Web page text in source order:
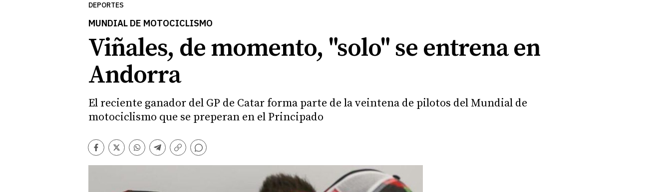
DEPORTES
MUNDIAL DE MOTOCICLISMO
Viñales, de momento, "solo" se entrena en
Andorra
El reciente ganador del GP de Catar forma parte de la veintena de pilotos del Mundial de
motociclismo que se preperan en el Principado
Facebook
TwitterWhatsapp
Telegram
Copiar
enlace
Comentarios